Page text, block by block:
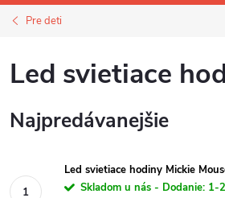
Pre deti
Led svietiace
Najpredávanejšie
Led svietiace hodiny Mickie
Skladom u nás - Dodanie: 1-